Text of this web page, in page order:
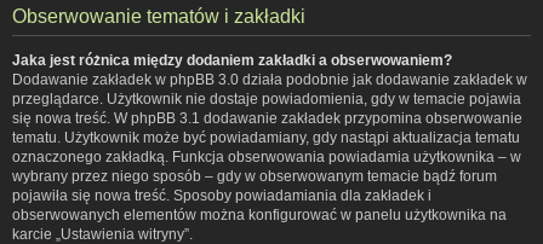
Obserwowanie tematów i zakładki
Jaka jest różnica między dodaniem zakładki a obserwowaniem?
Dodawanie zakładek w phpBB 3.0 działa podobnie jak dodawanie zakładek w
przeglądarce. Użytkownik nie dostaje powiadomienia, gdy w temacie pojawia
się nowa treść. W phpBB 3.1 dodawanie zakładek przypomina obserwowanie
tematu. Użytkownik może być powiadamiany, gdy nastąpi aktualizacja tematu
oznaczonego zakładką. Funkcja obserwowania powiadamia użytkownika – w
wybrany przez niego sposób – gdy w obserwowanym temacie bądź forum
pojawiła się nowa treść. Sposoby powiadamiania dla zakładek i
obserwowanych elementów można konfigurować w panelu użytkownika na
karcie „Ustawienia witryny”.